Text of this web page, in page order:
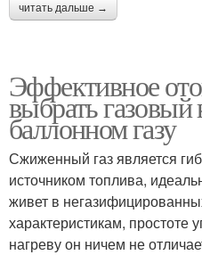
читать дальше →
Эффективное
выбрать газовый
баллонном газу
Сжиженный газ является
источником топлива,
живет в
характеристикам, простоте
нагреву он ничем не